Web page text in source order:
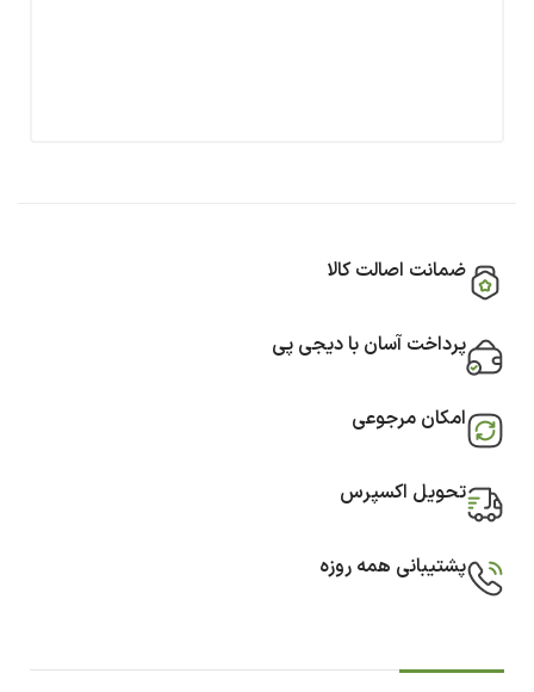
ضمانت اصالت کالا
پرداخت آسان با دیجی پی
امکان مرجوعی
تحویل اکسپرس
پشتیبانی همه روزه